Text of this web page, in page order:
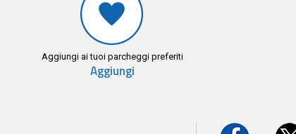
Aggiungi ai tuoi parcheggi preferiti
Aggiungi